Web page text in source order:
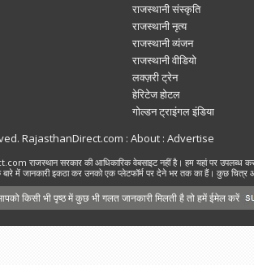
राजस्थानी संस्कृति
राजस्थानी नृत्य
राजस्थानी व्यंजन
राजस्थानी वीडियो
लक्ज़री ट्रेन
हेरिटेज होटल
गोल्डन ट्राइंगल इंडिया
RajasthanDirect.com : About : Advertise
राजस्थान सरकार की आधिकारिक वेबसाइट नहीं है। हम यहां पर उपलब्ध
में जानकारी इकठा कर उनको एक प्लेटफॉर्म पर देने भर तक का हैं। कुछ चित्र
किसी भी पृष्ठ में कुछ भी गलत जानकारी मिलती है तो हमें ईमेल करें